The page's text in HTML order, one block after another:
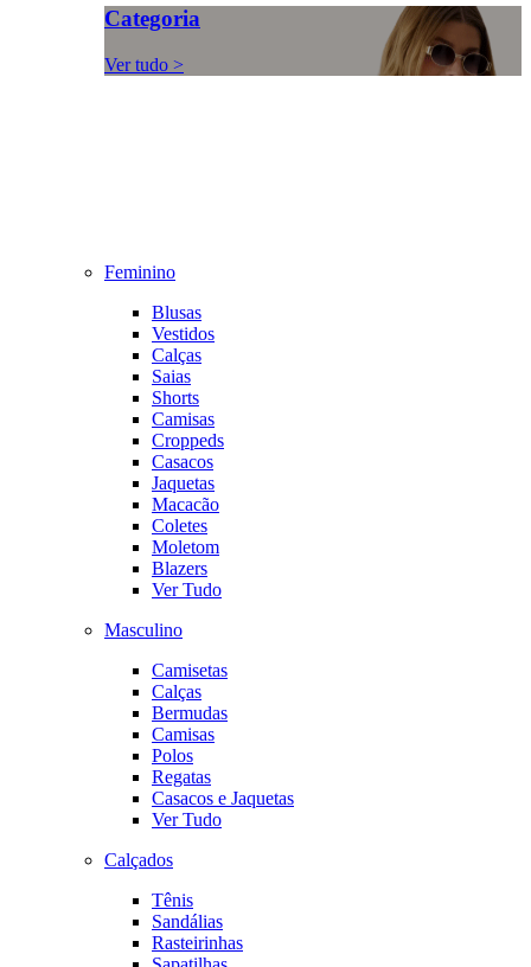
Categoria
Ver tudo >
Feminino
Blusas
Vestidos
Calças
Saias
Shorts
Camisas
Croppeds
Casacos
Jaquetas
Macacão
Coletes
Moletom
Blazers
Ver Tudo
Masculino
Camisetas
Calças
Bermudas
Camisas
Polos
Regatas
Casacos e Jaquetas
Ver Tudo
Calçados
Tênis
Sandálias
Rasteirinhas